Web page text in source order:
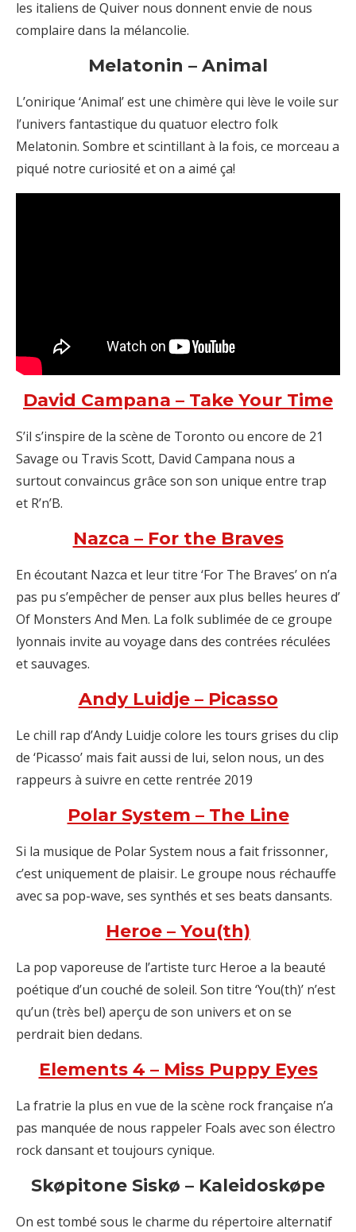
les italiens de Quiver nous donnent envie de nous
complaire dans la mélancolie.
Melatonin – Animal
L’onirique ‘Animal’ est une chimère qui lève le voile sur
l’univers fantastique du quatuor electro folk
Melatonin. Sombre et scintillant à la fois, ce morceau a
piqué notre curiosité et on a aimé ça!
David Campana – Take Your Time
S’il s’inspire de la scène de Toronto ou encore de 21
Savage ou Travis Scott, David Campana nous a
surtout convaincus grâce son son unique entre trap
et R’n’B.
Nazca – For the Braves
En écoutant Nazca et leur titre ‘For The Braves’ on n’a
pas pu s’empêcher de penser aux plus belles heures d’
Of Monsters And Men. La folk sublimée de ce groupe
lyonnais invite au voyage dans des contrées réculées
et sauvages.
Andy Luidje – Picasso
Le chill rap d’Andy Luidje colore les tours grises du clip
de ‘Picasso’ mais fait aussi de lui, selon nous, un des
rappeurs à suivre en cette rentrée 2019
Polar System – The Line
Si la musique de Polar System nous a fait frissonner,
c’est uniquement de plaisir. Le groupe nous réchauffe
avec sa pop-wave, ses synthés et ses beats dansants.
Heroe – You(th)
La pop vaporeuse de l’artiste turc Heroe a la beauté
poétique d’un couché de soleil. Son titre ‘You(th)’ n’est
qu’un (très bel) aperçu de son univers et on se
perdrait bien dedans.
Elements 4 – Miss Puppy Eyes
La fratrie la plus en vue de la scène rock française n’a
pas manquée de nous rappeler Foals avec son électro
rock dansant et toujours cynique.
Skøpitone Siskø – Kaleidoskøpe
On est tombé sous le charme du répertoire alternatif